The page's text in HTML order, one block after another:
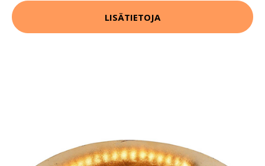
LISÄTIETOJA